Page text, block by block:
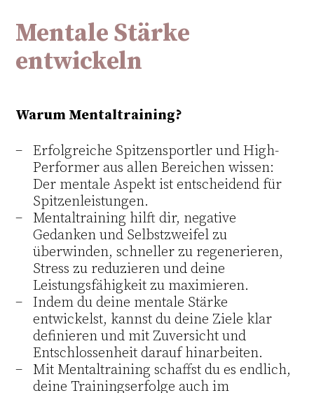
Mentale Stärke
entwickeln
Warum Mentaltraining?
Erfolgreiche Spitzensportler und High-
Performer aus allen Bereichen wissen:
Der mentale Aspekt ist entscheidend für
Spitzenleistungen.
Mentaltraining hilft dir, negative
Gedanken und Selbstzweifel zu
überwinden, schneller zu regenerieren,
Stress zu reduzieren und deine
Leistungsfähigkeit zu maximieren.
Indem du deine mentale Stärke
entwickelst, kannst du deine Ziele klar
definieren und mit Zuversicht und
Entschlossenheit darauf hinarbeiten.
Mit Mentaltraining schaffst du es endlich,
deine Trainingserfolge auch im